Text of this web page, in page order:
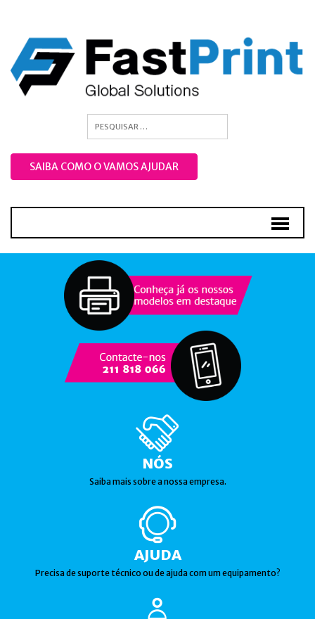
SAIBA COMO O VAMOS AJUDAR
NÓS
Saiba mais sobre a nossa empresa.
AJUDA
Precisa de suporte técnico ou de ajuda com um equipamento?